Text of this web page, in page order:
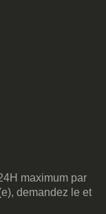
maximum par
demandez le et